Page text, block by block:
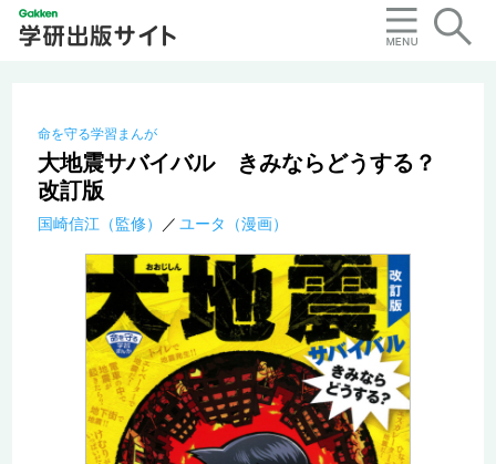
命を守る学習まんが
大地震サバイバル きみならどうする？
改訂版
国崎信江（監修） ユータ（漫画）